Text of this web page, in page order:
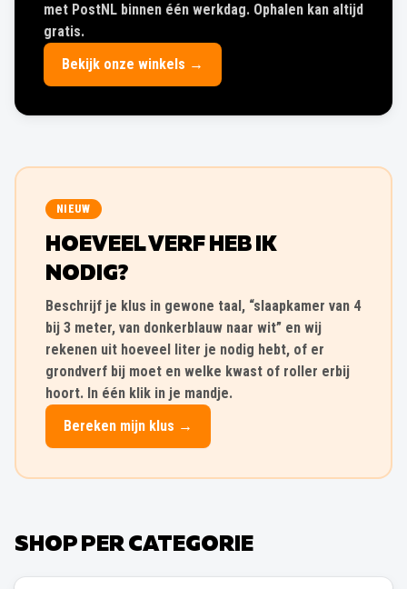
met PostNL binnen één werkdag. Ophalen kan altijd
gratis.
Bekijk onze winkels →
NIEUW
HOEVEEL VERF HEB IK
NODIG?
Beschrijf je klus in gewone taal, “slaapkamer van 4
bij 3 meter, van donkerblauw naar wit” en wij
rekenen uit hoeveel liter je nodig hebt, of er
grondverf bij moet en welke kwast of roller erbij
hoort. In één klik in je mandje.
Bereken mijn klus →
SHOP PER CATEGORIE